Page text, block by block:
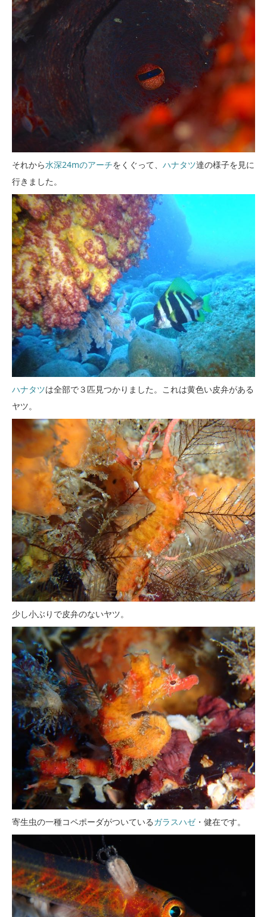
それから水深24mのアーチをくぐって、 ハナタツ達の様子を見に
行きました。
ハナタツは全部で３匹見つかりました。これは黄色い皮弁がある
ヤツ。
少し小ぶりで皮弁のないヤツ。
寄生虫の一種コペポーダがついているガラスハゼ・健在です。